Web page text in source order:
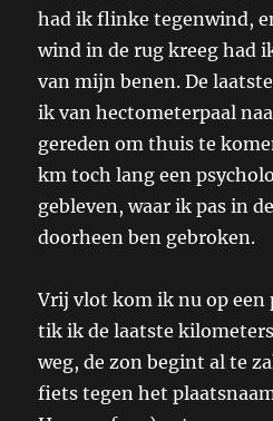
had ik flinke tegenwind,
wind in de rug kreeg had
van mijn benen. De
ik van hectometerpaal
gereden om thuis te
km toch lang een
gebleven, waar ik pas in
doorheen ben gebroken.
Vrij vlot kom ik nu op een
tik ik de laatste
weg, de zon begint al te
fiets tegen het